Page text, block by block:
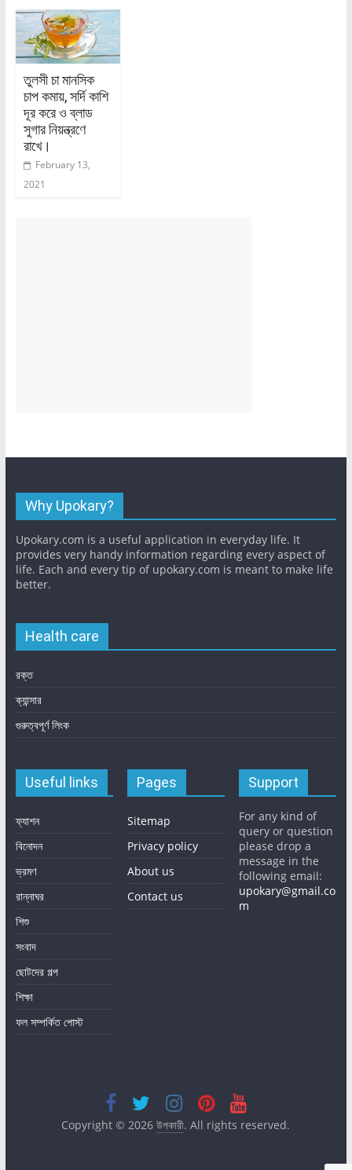
তুলসী চা মানসিক
চাপ কমায়, সর্দি কাশি
দূর করে ও ব্লাড
সুগার নিয়ন্ত্রণে
রাখে।
February 13,
2021
Why Upokary?
Upokary.com is a useful application in everyday life. It
provides very handy information regarding every aspect of
life. Each and every tip of upokary.com is meant to make life
better.
Health care
রক্ত
ক্যান্সার
গুরুত্বপূর্ণ লিংক
Useful links
ফ্যাশন
বিনোদন
ভ্রমণ
রান্নাঘর
শিশু
সংবাদ
ছোটদের গল্প
শিক্ষা
ফল সম্পর্কিত পোস্ট
Pages
Sitemap
Privacy policy
About us
Contact us
Support
For any kind of
query or question
please drop a
message in the
following email:
upokary@gmail.co
m
Copyright © 2026উপকারী. All rights reserved.